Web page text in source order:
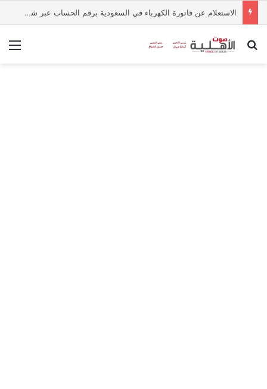
الاستعلام عن فاتورة الكهرباء في السعودية برقم الحساب عبر شركة الكهرباء
بحث عن